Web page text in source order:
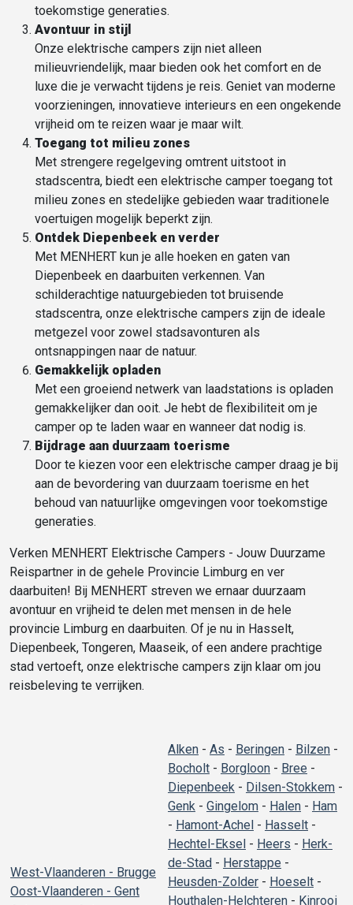
toekomstige generaties.
Avontuur in stijl
Onze elektrische campers zijn niet alleen
milieuvriendelijk, maar bieden ook het comfort en de
luxe die je verwacht tijdens je reis. Geniet van moderne
voorzieningen, innovatieve interieurs en een ongekende
vrijheid om te reizen waar je maar wilt.
Toegang tot milieu zones
Met strengere regelgeving omtrent uitstoot in
stadscentra, biedt een elektrische camper toegang tot
milieu zones en stedelijke gebieden waar traditionele
voertuigen mogelijk beperkt zijn.
Ontdek Diepenbeek en verder
Met MENHERT kun je alle hoeken en gaten van
Diepenbeek en daarbuiten verkennen. Van
schilderachtige natuurgebieden tot bruisende
stadscentra, onze elektrische campers zijn de ideale
metgezel voor zowel stadsavonturen als
ontsnappingen naar de natuur.
Gemakkelijk opladen
Met een groeiend netwerk van laadstations is opladen
gemakkelijker dan ooit. Je hebt de flexibiliteit om je
camper op te laden waar en wanneer dat nodig is.
Bijdrage aan duurzaam toerisme
Door te kiezen voor een elektrische camper draag je bij
aan de bevordering van duurzaam toerisme en het
behoud van natuurlijke omgevingen voor toekomstige
generaties.
Verken MENHERT Elektrische Campers - Jouw Duurzame
Reispartner in de gehele Provincie Limburg en ver
daarbuiten! Bij MENHERT streven we ernaar duurzaam
avontuur en vrijheid te delen met mensen in de hele
provincie Limburg en daarbuiten. Of je nu in Hasselt,
Diepenbeek, Tongeren, Maaseik, of een andere prachtige
stad vertoeft, onze elektrische campers zijn klaar om jou
reisbeleving te verrijken.
West-Vlaanderen - Brugge
Oost-Vlaanderen - Gent
Alken - As - Beringen - Bilzen -
Bocholt - Borgloon - Bree -
Diepenbeek - Dilsen-Stokkem -
Genk - Gingelom - Halen - Ham
- Hamont-Achel - Hasselt -
Hechtel-Eksel - Heers - Herk-
de-Stad - Herstappe -
Heusden-Zolder - Hoeselt -
Houthalen-Helchteren - Kinrooi